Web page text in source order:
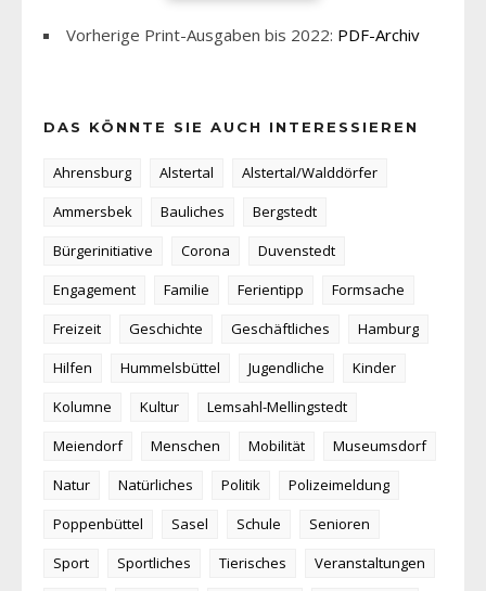
Vorherige Print-Ausgaben bis 2022: PDF-Archiv
DAS KÖNNTE SIE AUCH INTERESSIEREN
Ahrensburg Alstertal
Alstertal/Walddörfer
Ammersbek
Bauliches
Bergstedt
Bürgerinitiative
Corona
Duvenstedt
Engagement
Familie Ferientipp
Formsache
Freizeit
Geschichte Geschäftliches
Hamburg
Hilfen
Hummelsbüttel Jugendliche
Kinder
Kolumne
Kultur
Lemsahl-Mellingstedt
Meiendorf
Menschen Mobilität
Museumsdorf
Natur
Natürliches Politik
Polizeimeldung
Poppenbüttel
Sasel Schule
Senioren
Sport
Sportliches Tierisches
Veranstaltungen